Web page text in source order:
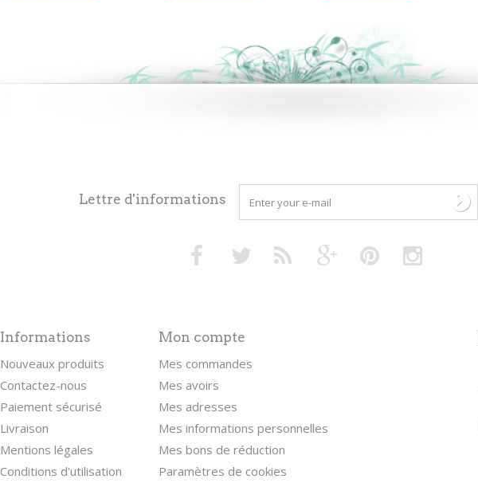
Lettre d'informations
Informations
Nouveaux produits
Contactez-nous
Paiement sécurisé
Livraison
Mentions légales
Conditions d'utilisation
Mon compte
Mes commandes
Mes avoirs
Mes adresses
Mes informations personnelles
Mes bons de réduction
Paramètres de cookies